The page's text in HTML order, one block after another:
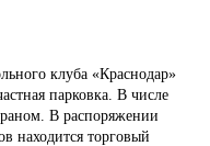
клуба «Краснодар»
парковка. В числе
В распоряжении
находится торговый